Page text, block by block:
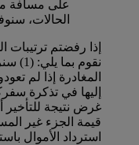
على مسافة
الحالات،
إذا رفضتم ترتيبات
نقوم
المغادرة إذا لم
إليها في تذكرة
قيمة الجزء غير
استرداد الأموال